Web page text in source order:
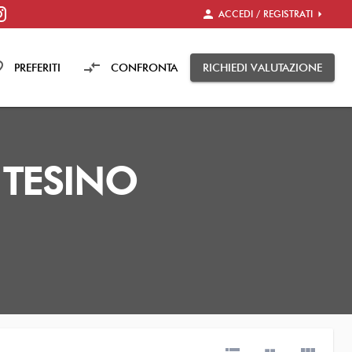
person ACCEDI / REGISTRATI arrow_right
PREFERITI compare_arrows CONFRONTA RICHIEDI VALUTAZIONE